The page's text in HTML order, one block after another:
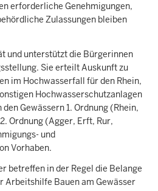
erforderliche Genehmigungen,
Zulassungen bleiben
und unterstützt die Bürgerinnen
Sie erteilt Auskunft zu
im Hochwasserfall für den Rhein,
Hochwasserschutzanlagen
Gewässern 1. Ordnung (Rhein,
Ordnung (Agger, Erft, Rur,
und
Vorhaben.
betreffen in der Regel die Belange
Arbeitshilfe Bauen am Gewässer